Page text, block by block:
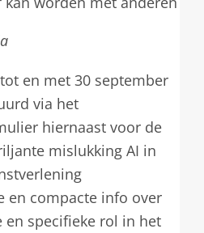
en met 30 september
via het
hiernaast voor de
mislukking AI in
en compacte info over
en specifieke rol in het